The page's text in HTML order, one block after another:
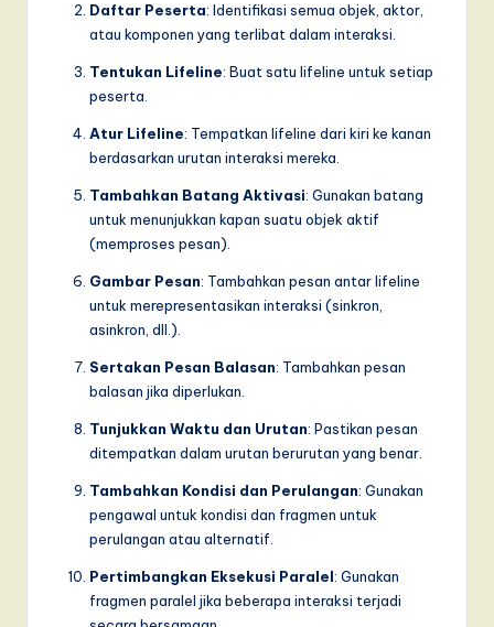
Daftar Peserta: Identifikasi semua objek, aktor,
atau komponen yang terlibat dalam interaksi.
Tentukan Lifeline: Buat satu lifeline untuk setiap
peserta.
Atur Lifeline: Tempatkan lifeline dari kiri ke kanan
berdasarkan urutan interaksi mereka.
Tambahkan Batang Aktivasi: Gunakan batang
untuk menunjukkan kapan suatu objek aktif
(memproses pesan).
Gambar Pesan: Tambahkan pesan antar lifeline
untuk merepresentasikan interaksi (sinkron,
asinkron, dll.).
Sertakan Pesan Balasan: Tambahkan pesan
balasan jika diperlukan.
Tunjukkan Waktu dan Urutan: Pastikan pesan
ditempatkan dalam urutan berurutan yang benar.
Tambahkan Kondisi dan Perulangan: Gunakan
pengawal untuk kondisi dan fragmen untuk
perulangan atau alternatif.
Pertimbangkan Eksekusi Paralel: Gunakan
fragmen paralel jika beberapa interaksi terjadi